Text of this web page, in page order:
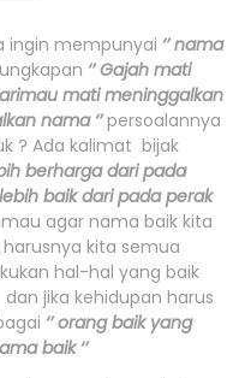
ingin mempunyai ‘’ nama
‘’ Gajah mati
mati meninggalkan
nama ‘’persoalannya
? Ada kalimat bijak
berharga dari pada
baik dari pada perak
agar nama baik kita
kita semua
hal-hal yang baik
jika kehidupan harus
‘’ orang baik yang
baik ‘’